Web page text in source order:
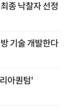
종 낙찰자 선정
기술 개발한다
아퀀텀'